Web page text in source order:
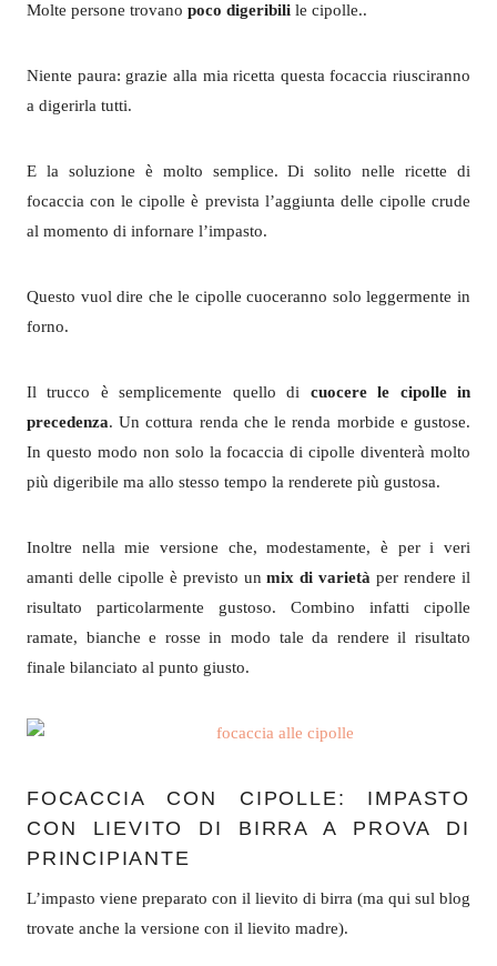
Molte persone trovano poco digeribili le cipolle..
Niente paura: grazie alla mia ricetta questa focaccia riusciranno
a digerirla tutti.
E la soluzione è molto semplice. Di solito nelle ricette di
focaccia con le cipolle è prevista l’aggiunta delle cipolle crude
al momento di infornare l’impasto.
Questo vuol dire che le cipolle cuoceranno solo leggermente in
forno.
Il trucco è semplicemente quello di cuocere le cipolle in
precedenza. Un cottura renda che le renda morbide e gustose.
In questo modo non solo la focaccia di cipolle diventerà molto
più digeribile ma allo stesso tempo la renderete più gustosa.
Inoltre nella mie versione che, modestamente, è per i veri
amanti delle cipolle è previsto unmix di varietà per rendere il
risultato particolarmente gustoso. Combino infatti cipolle
ramate, bianche e rosse in modo tale da rendere il risultato
finale bilanciato al punto giusto.
FOCACCIA CON CIPOLLE: IMPASTO
CON LIEVITO DI BIRRA A PROVA DI
PRINCIPIANTE
L’impasto viene preparato con il lievito di birra (ma qui sul blog
trovate anche la versione con il lievito madre).